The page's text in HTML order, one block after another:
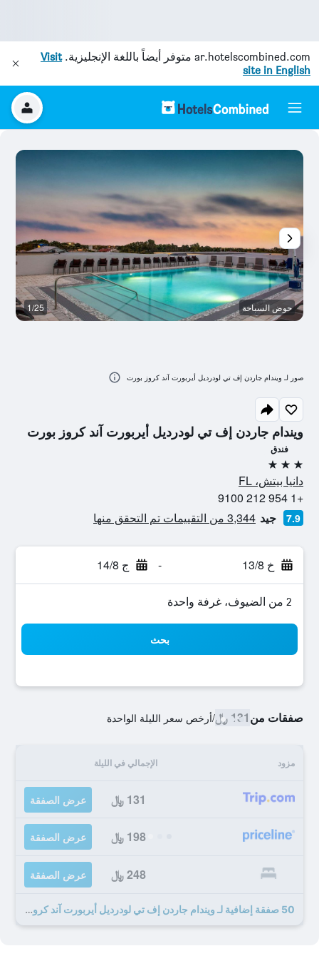
ar.hotelscombined.com متوفر أيضاً باللغة الإنجليزية.Visit
site in English
ويندام جاردن إف تي لودرديل أيربورت آند كروز بورت
فندق
3 نجوم
دانيا بيتش، FL
+1 954 212 9100
7.9 جيد 3,344 من التقييمات تم التحقق منها
خ 13/8 - ج 14/8
2 من الضيوف، غرفة واحدة
بحث
صفقات من131 ﷼ /أرخص سعر الليلة الواحدة
مزود الإجمالي في الليلة
131 ﷼ عرض الصفقة
198 ﷼ عرض الصفقة
248 ﷼ عرض الصفقة
50 صفقة إضافية لـ ويندام جاردن إف تي لودرديل أيربورت آند كروز بورت
حوض السباحة 1/25
صور لـ ويندام جاردن إف تي لودرديل أيربورت آند كروز بورت